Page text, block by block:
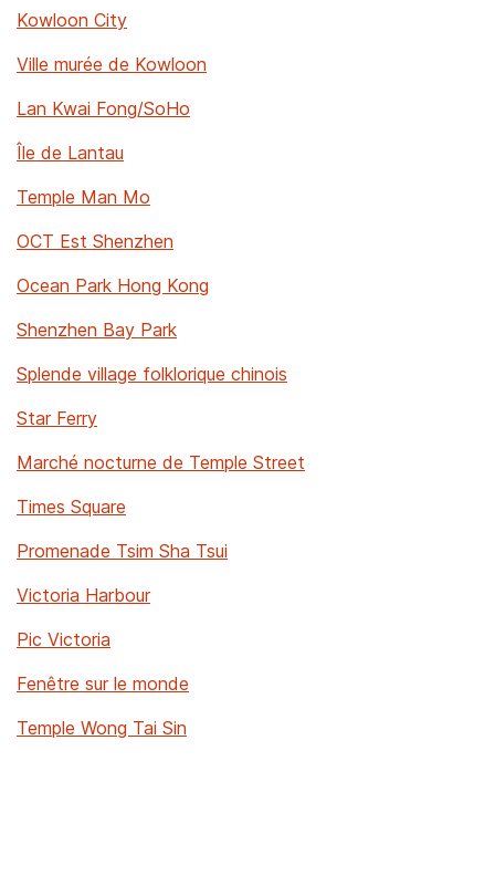
Kowloon City
Ville murée de Kowloon
Lan Kwai Fong/SoHo
Île de Lantau
Temple Man Mo
OCT Est Shenzhen
Ocean Park Hong Kong
Shenzhen Bay Park
Splende village folklorique chinois
Star Ferry
Marché nocturne de Temple Street
Times Square
Promenade Tsim Sha Tsui
Victoria Harbour
Pic Victoria
Fenêtre sur le monde
Temple Wong Tai Sin